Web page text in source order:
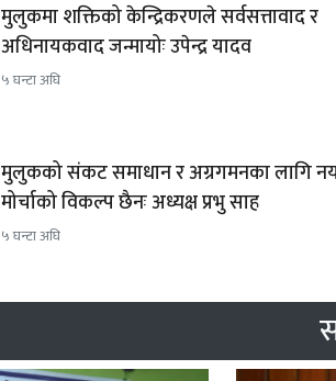
मुलुकमा शक्तिको केन्द्रिकरणले सर्वसत्तावाद र
अधिनायकवाद जन्मायोः उपेन्द्र यादव
५ घन्टा अघि
मुलुकको संकट समाधान र अग्रगमनका लागि
मोर्चाको विकल्प छैनः अध्यक्ष प्रभु साह
५ घन्टा अघि